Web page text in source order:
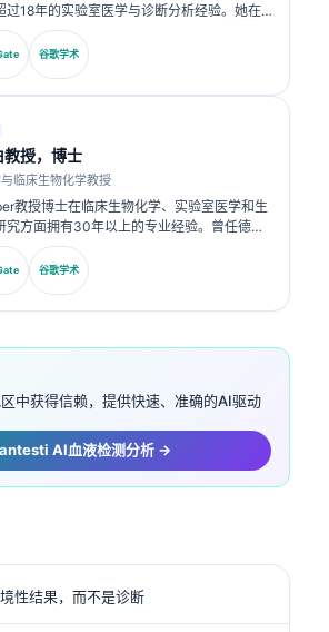
过18年的实验室医学与诊断分析经验。她在
面拥有专业认证，并在临床实践中就生物标志
验室分析发表了大量研究成果。.
谷歌学术
教授，博士
临床生物化学教授
教授博士在临床生物化学、实验室医学和生
究方面拥有30年以上的专业经验。曾任德国
会主席，他专注于诊断面板分析、生物标志物
辅助的实验室医学。.
谷歌学术
中获得信赖，提供快速、准确的AI驱动
AI血液检测分析 →
性结果，而不是诊断